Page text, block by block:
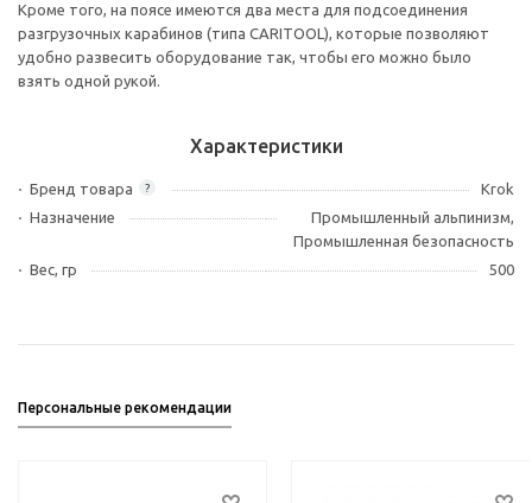
Кроме того, на поясе имеются два места для подсоединения
разгрузочных карабинов (типа CARITOOL), которые позволяют
удобно развесить оборудование так, чтобы его можно было
взять одной рукой.
Характеристики
?
Бренд товара
Krok
Назначение
Промышленный альпинизм,
Промышленная безопасность
Вес, гр
500
Персональные рекомендации